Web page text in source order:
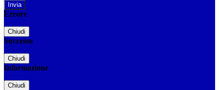
Errore
Chiudi
Successo
Chiudi
Informazione
Chiudi